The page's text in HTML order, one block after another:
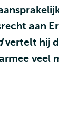
aan
vertelt hij
veel